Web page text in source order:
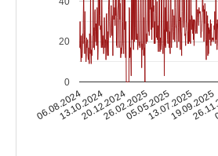
06.08.2024
13.10.202420.12.202426.02.2025
05.05.202513.07.202519.09.2025
0
20